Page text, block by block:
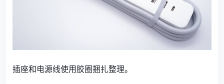
插座和电源线使用胶圈捆扎整理。